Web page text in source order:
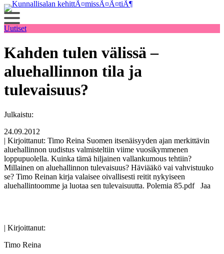
Siirry
sisältöön
Uutiset
Kahden tulen välissä –
aluehallinnon tila ja
tulevaisuus?
Julkaistu:
24.09.2012
| Kirjoittanut: Timo Reina Suomen itsenäisyyden ajan merkittävin
aluehallinnon uudistus valmisteltiin viime vuosikymmenen
loppupuolella. Kuinka tämä hiljainen vallankumous tehtiin?
Millainen on aluehallinnon tulevaisuus? Häviääkö vai vahvistuuko
se? Timo Reinan kirja valaisee oivallisesti reitit nykyiseen
aluehallintoomme ja luotaa sen tulevaisuutta. Polemia 85.pdf Jaa
| Kirjoittanut:
Timo Reina